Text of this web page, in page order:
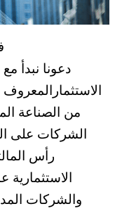
دعونا نبدأ
من الصناعة
الشركات على
رأس
والشركات